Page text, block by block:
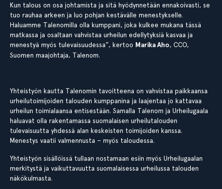
Kun talous on osa johtamista ja sitä hyödynnetään ennakoivasti, se
tuo rauhaa arkeen ja luo pohjan kestävälle menestykselle.
Haluamme Talenomilla olla kumppani, joka kulkee mukana tässä
matkassa ja osaltaan vahvistaa urheilun edellytyksiä kasvaa ja
menestyä myös tulevaisuudessa”, kertoo Marika Aho, CCO,
Suomen maajohtaja, Talenom.
Yhteistyön kautta Talenomin tavoitteena on vahvistaa paikkaansa
urheilutoimijoiden talouden kumppanina ja laajentaa jo kattavaa
urheilun toimialaansa entisestään. Samalla Talenom ja Urheilugaala
haluavat olla rakentamassa suomalaisen urheilutalouden
tulevaisuutta yhdessä alan keskeisten toimijoiden kanssa.
Menestys vaatii valmennusta – myös taloudessa.
Yhteistyön sisällöissä tullaan nostamaan esiin myös Urheilugaalan
merkitystä ja vaikuttavuutta suomalaisessa urheilussa talouden
näkökulmasta.